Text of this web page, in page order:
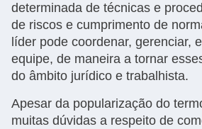
determinada de técnicas e
de riscos e cumprimento de
líder pode coordenar, gerenciar,
equipe, de maneira a tornar
do âmbito jurídico e trabalhista.
Apesar da popularização do
muitas dúvidas a respeito de